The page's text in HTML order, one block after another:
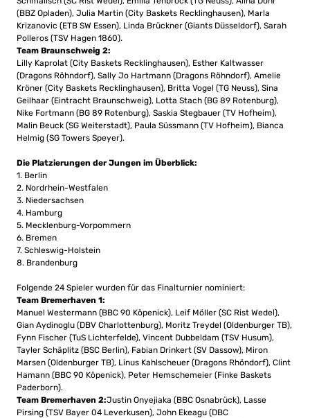
(BBZ Opladen), Julia Martin (City Baskets Recklinghausen), Marla
Krizanovic (ETB SW Essen), Linda Brückner (Giants Düsseldorf), Sarah
Polleros (TSV Hagen 1860).
Team Braunschweig 2:
Lilly Kaprolat (City Baskets Recklinghausen), Esther Kaltwasser
(Dragons Röhndorf), Sally Jo Hartmann (Dragons Röhndorf), Amelie
Kröner (City Baskets Recklinghausen), Britta Vogel (TG Neuss), Sina
Geilhaar (Eintracht Braunschweig), Lotta Stach (BG 89 Rotenburg),
Nike Fortmann (BG 89 Rotenburg), Saskia Stegbauer (TV Hofheim),
Malin Beuck (SG Weiterstadt), Paula Süssmann (TV Hofheim), Bianca
Helmig (SG Towers Speyer).
Die Platzierungen der Jungen im Überblick:
1. Berlin
2. Nordrhein-Westfalen
3. Niedersachsen
4. Hamburg
5. Mecklenburg-Vorpommern
6. Bremen
7. Schleswig-Holstein
8. Brandenburg
Folgende 24 Spieler wurden für das Finalturnier nominiert:
Team Bremerhaven 1:
Manuel Westermann (BBC 90 Köpenick), Leif Möller (SC Rist Wedel),
Gian Aydinoglu (DBV Charlottenburg), Moritz Treydel (Oldenburger TB),
Fynn Fischer (TuS Lichterfelde), Vincent Dubbeldam (TSV Husum),
Tayler Schäplitz (BSC Berlin), Fabian Drinkert (SV Dassow), Miron
Marsen (Oldenburger TB), Linus Kahlscheuer (Dragons Rhöndorf), Clint
Hamann (BBC 90 Köpenick), Peter Hemschemeier (Finke Baskets
Paderborn).
Team Bremerhaven 2:Justin Onyejiaka (BBC Osnabrück), Lasse
Pirsing (TSV Bayer 04 Leverkusen), John Ekeagu (DBC